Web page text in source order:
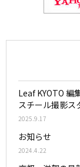
Leaf KYOTO
スチール撮影ス
2025.9.17
お知らせ
2024.4.22